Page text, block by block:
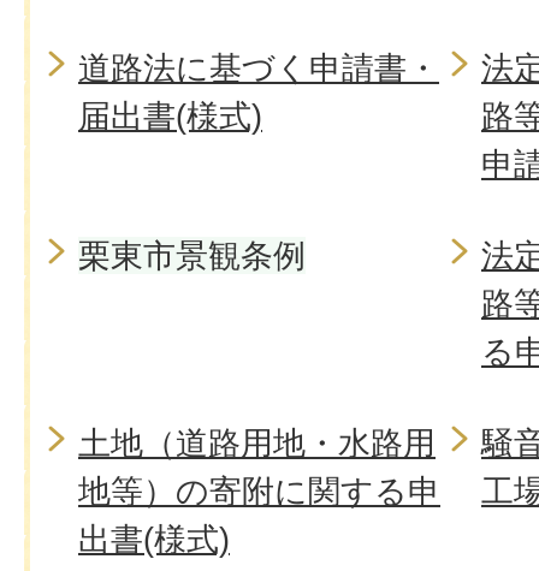
道路法に基づく申請書・
届出書(様式)
法
路
申
栗東市景観条例
法
路
る
土地（道路用地・水路用
地等）の寄附に関する申
出書(様式)
騒
工